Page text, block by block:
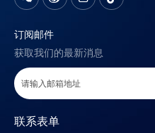
联系表单
订阅邮件
获取我们的最新消息